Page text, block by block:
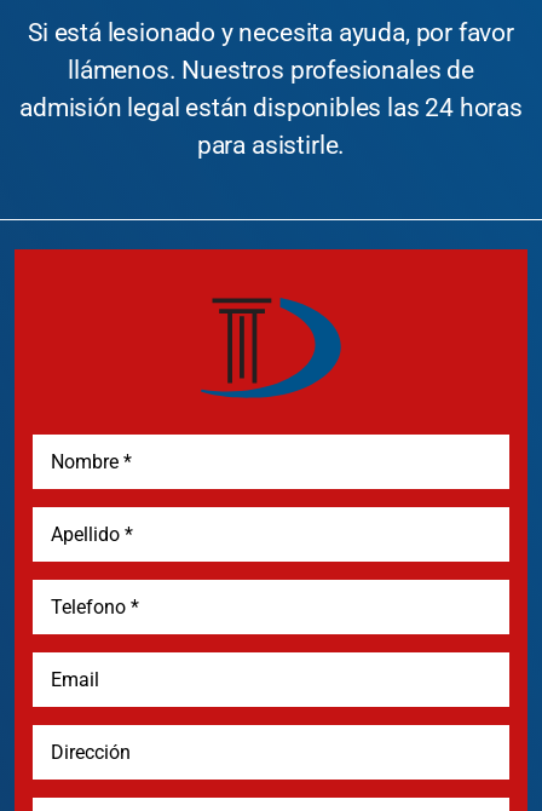
Si está lesionado y necesita ayuda, por favor
llámenos. Nuestros profesionales de
admisión legal están disponibles las 24 horas
para asistirle.